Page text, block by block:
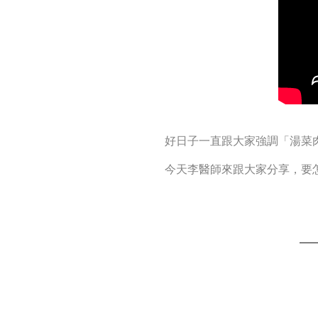
好日子一直跟大家強調「湯菜
今天李醫師來跟大家分享，要